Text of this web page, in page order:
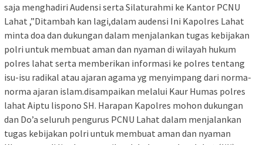
saja menghadiri Audensi serta Silaturahmi ke Kantor PCNU
Lahat ,”Ditambah kan lagi,dalam audensi Ini Kapolres Lahat
minta doa dan dukungan dalam menjalankan tugas kebijakan
polri untuk membuat aman dan nyaman di wilayah hukum
polres lahat serta memberikan informasi ke polres tentang
isu-isu radikal atau ajaran agama yg menyimpang dari norma-
norma ajaran islam.disampaikan melalui Kaur Humas polres
lahat Aiptu lispono SH. Harapan Kapolres mohon dukungan
dan Do’a seluruh pengurus PCNU Lahat dalam menjalankan
tugas kebijakan polri untuk membuat aman dan nyaman